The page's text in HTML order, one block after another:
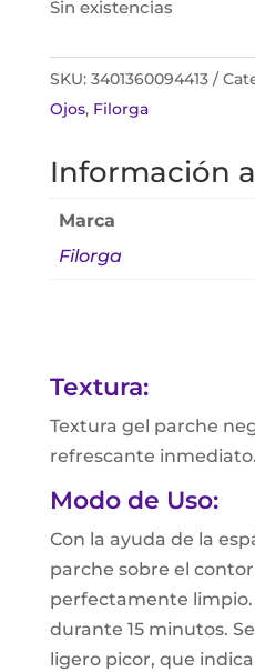
Sin existencias
SKU: 3401360094413
Ojos, Filorga
Información
Marca
Filorga
Textura:
Textura gel parche
refrescante
Modo de Uso:
Con la ayuda de la
parche sobre el
perfectamente
durante 15 minutos.
ligero picor, que